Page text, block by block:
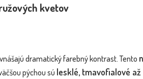
kvetov
dramatický farebný kontrast. Tento
pýchou sú lesklé, tmavofialové